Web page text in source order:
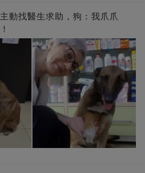
動找醫生求助，狗：我爪爪